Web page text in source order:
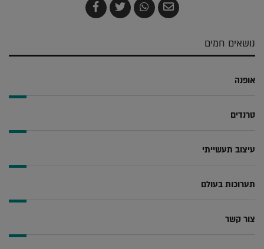
שלח
בדואר
שתף
ב-
צייץ
ב-
שתף
ב-
נושאים חמים
אופנה
טרנדים
עיצוב תעשייתי
תערוכות בעולם
צור קשר